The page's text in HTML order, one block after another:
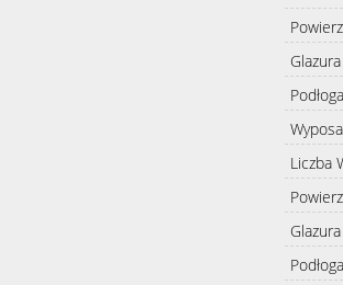
Liczba